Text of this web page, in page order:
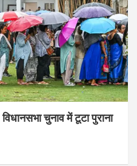
चुनाव में टूटा पुराना